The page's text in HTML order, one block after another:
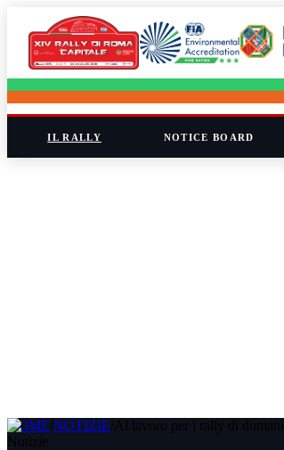
IL RALLY NOTICE BOARD
HOME NOTIZIE Al lavoro per i rally di
Notizie